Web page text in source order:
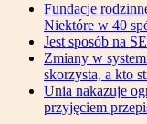
Fundacje
Niektóre w 40
Jest sposób na
Zmiany w
skorzysta, a kto
Unia nakazuje
przyjęciem